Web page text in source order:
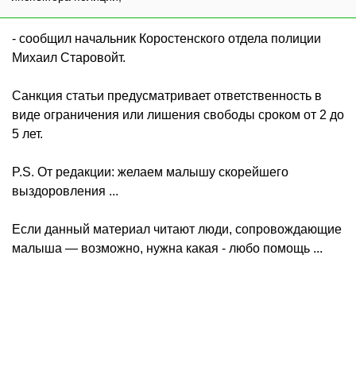
- сообщил начальник Коростенского отдела полиции
Михаил Старовойт.
Санкция статьи предусматривает ответственность в
виде ограничения или лишения свободы сроком от 2 до
5 лет.
P.S. От редакции: желаем малышу скорейшего
выздоровления ...
Если данный материал читают люди, сопровождающие
малыша — возможно, нужна какая - любо помощь ...